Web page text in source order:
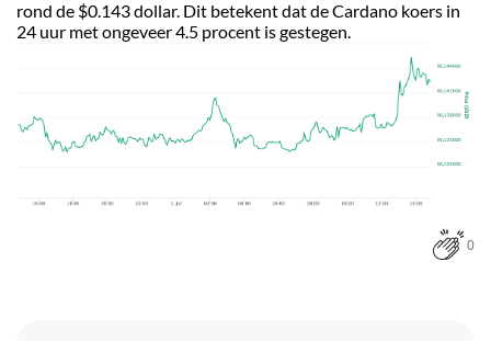
rond de $0.143 dollar. Dit betekent dat de Cardano koers in
24 uur met ongeveer 4.5 procent is gestegen.
0